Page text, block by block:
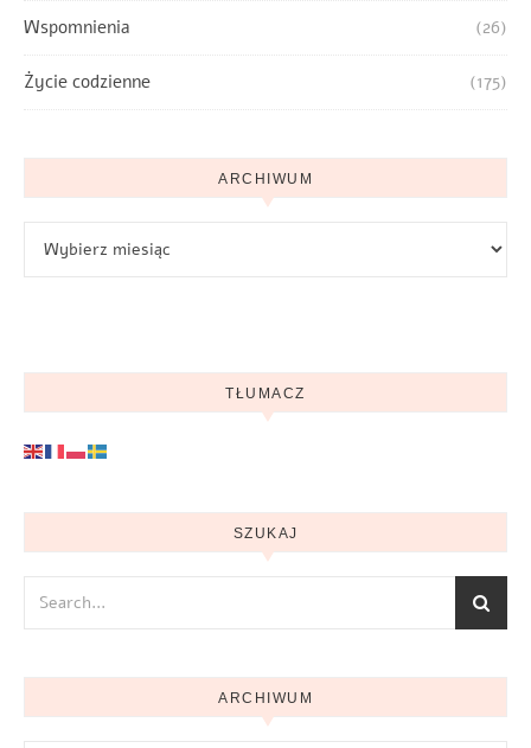
Wspomnienia (26)
Życie codzienne (175)
ARCHIWUM
TŁUMACZ
SZUKAJ
ARCHIWUM